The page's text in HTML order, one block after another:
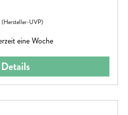
(Hersteller-UVP)
eine Woche
Details